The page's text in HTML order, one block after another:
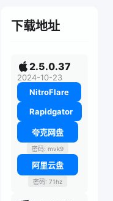
下载地址
2.5.0.37
2024-10-23
NitroFlare
Rapidgator
夸克网盘
密码: mvk9
阿里云盘
密码: 71hz